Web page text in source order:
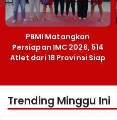
PBMI Matangkan
Persiapan IMC 2026, 514
Atlet dari 18 Provinsi Siap
Berlaga Besok di Bekasi
Trending Minggu Ini